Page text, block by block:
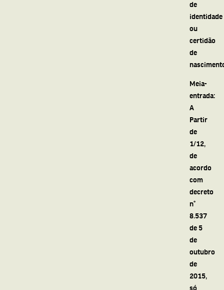
de
identidade
ou
certidão
de
Meia-
entrada:
A
Partir
de
1/12,
de
acordo
com
decreto
n°
8.537
de 5
de
outubro
de
2015,
só